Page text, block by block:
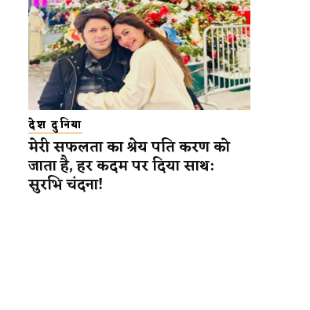
देश दुनिया
मेरी सफलता का श्रेय पति करण को
जाता है, हर कदम पर दिया साथ:
सुरभि चंदना!